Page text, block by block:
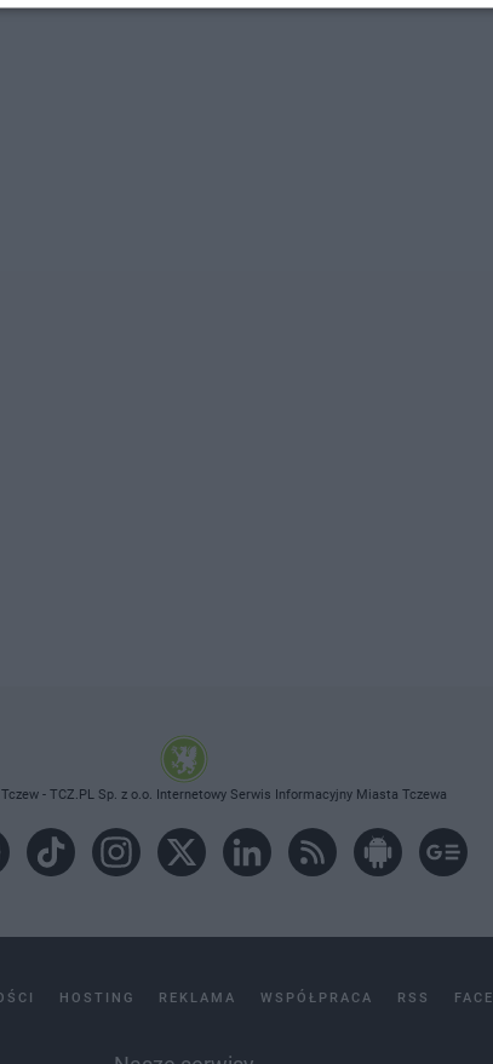
- TCZ.PL Sp. z o.o. Internetowy Serwis Informacyjny Miasta Tczewa
HOSTING REKLAMA WSPÓŁPRACA RSS